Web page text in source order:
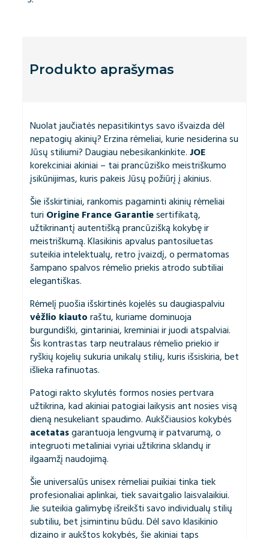
Produkto aprašymas
Nuolat jaučiatės nepasitikintys savo išvaizda dėl
nepatogių akinių? Erzina rėmeliai, kurie nesiderina su
Jūsų stiliumi? Daugiau nebesikankinkite.JOE
korekciniai akiniai – tai prancūziško meistriškumo
įsikūnijimas, kuris pakeis Jūsų požiūrį į akinius.
Šie išskirtiniai, rankomis pagaminti akinių rėmeliai
turi Origine France Garantiesertifikatą,
užtikrinantį autentišką prancūzišką kokybę ir
meistriškumą. Klasikinis apvalus pantosiluetas
suteikia intelektualų, retro įvaizdį, o permatomas
šampano spalvos rėmelio priekis atrodo subtiliai
elegantiškas.
Rėmelį puošia išskirtinės kojelės su daugiaspalviu
vėžlio kiautoraštu, kuriame dominuoja
burgundiški, gintariniai, kreminiai ir juodi atspalviai.
Šis kontrastas tarp neutralaus rėmelio priekio ir
ryškių kojelių sukuria unikalų stilių, kuris išsiskiria, bet
išlieka rafinuotas.
Patogi rakto skylutės formos nosies pertvara
užtikrina, kad akiniai patogiai laikysis ant nosies visą
dieną nesukeliant spaudimo. Aukščiausios kokybės
acetatasgarantuoja lengvumą ir patvarumą, o
integruoti metaliniai vyriai užtikrina sklandų ir
ilgaamžį naudojimą.
Šie universalūs unisex rėmeliai puikiai tinka tiek
profesionaliai aplinkai, tiek savaitgalio laisvalaikiui.
Jie suteikia galimybę išreikšti savo individualų stilių
subtiliu, bet įsimintinu būdu. Dėl savo klasikinio
dizaino ir aukštos kokybės, šie akiniai taps